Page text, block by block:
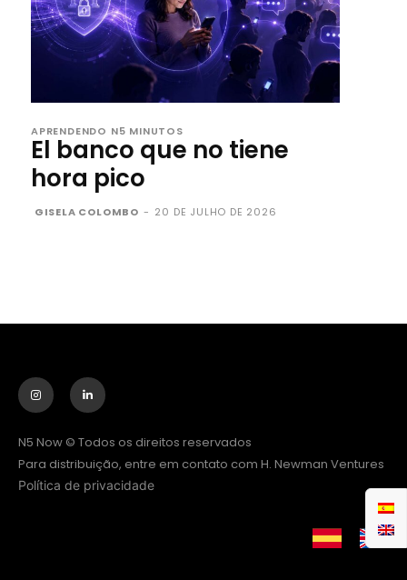
APRENDENDO N5 MINUTOS
El banco que no tiene
hora pico
GISELA COLOMBO - 20 DE JULHO DE 2026
N5 Now © Todos os direitos reservados
Para distribuição, entre em contato com H. Newman Ventures
Política de privacidade